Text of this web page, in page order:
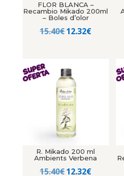
FLOR BLANCA –
Recambio Mikado 200ml
– Boles d’olor
15.40€El
era:
15.40€.
12.32€El
12.32€.
R. Mikado 200 ml
Ambients Verbena
15.40€El
12.32€El